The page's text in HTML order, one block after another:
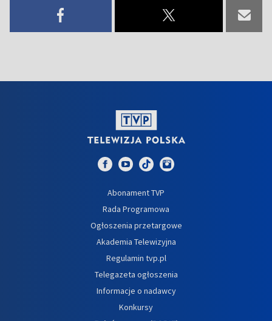
Abonament TVP
Rada Programowa
Ogłoszenia przetargowe
Akademia Telewizyjna
Regulamin tvp.pl
Telegazeta ogłoszenia
Informacje o nadawcy
Konkursy